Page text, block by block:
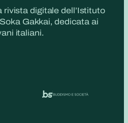
rivista digitale dell’Istituto
Gakkai, dedicata ai
italiani.